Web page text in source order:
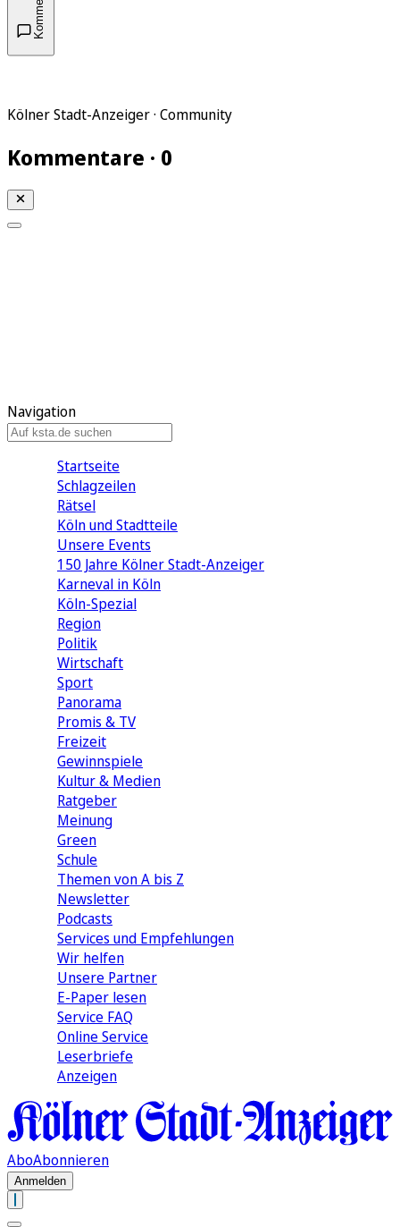
Kölner Stadt-Anzeiger · Community
Kommentare · 0
Navigation
Startseite
Schlagzeilen
Rätsel
Köln und Stadtteile
Unsere Events
150 Jahre Kölner Stadt-Anzeiger
Karneval in Köln
Köln-Spezial
Region
Politik
Wirtschaft
Sport
Panorama
Promis & TV
Freizeit
Gewinnspiele
Kultur & Medien
Ratgeber
Meinung
Green
Schule
Themen von A bis Z
Newsletter
Podcasts
Services und Empfehlungen
Wir helfen
Unsere Partner
E-Paper lesen
Service FAQ
Online Service
Leserbriefe
Anzeigen
AboAbonnieren
Anmelden